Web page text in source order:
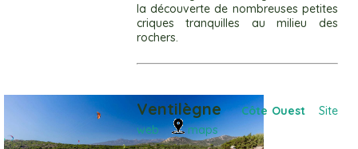
la découverte de nombreuses petites
criques tranquilles au milieu des
rochers.
VentilègneCôte Ouest Site
web
maps